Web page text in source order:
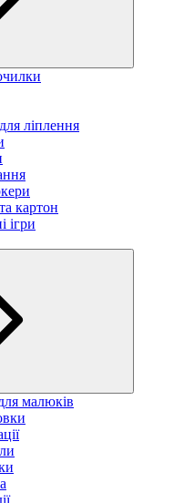
ліплення
картон
ігри
малюків